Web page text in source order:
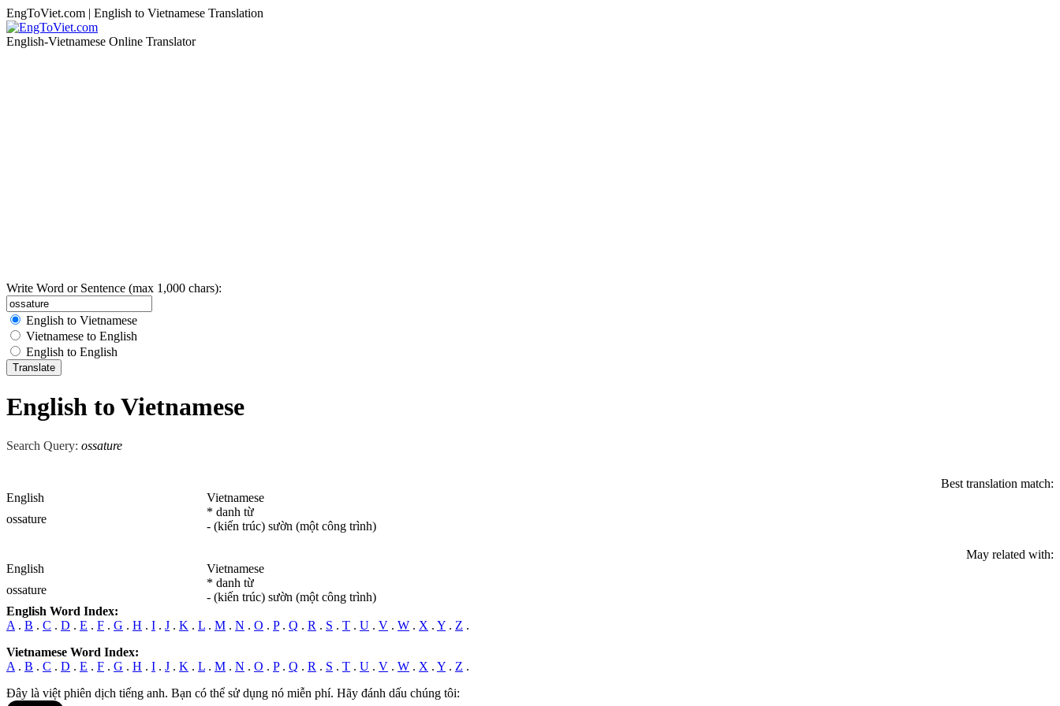
EngToViet.com | English to Vietnamese Translation
English-Vietnamese Online Translator
Write Word or Sentence (max 1,000 chars):
English to Vietnamese
Vietnamese to English
English to English
English to Vietnamese
Search Query: ossature
Best translation match:
English
Vietnamese
ossature
* danh từ
- (kiến trúc) sườn (một công trình)
May related with:
English
Vietnamese
ossature
* danh từ
- (kiến trúc) sườn (một công trình)
English Word Index:
A . B . C . D . E . F . G . H . I . J . K . L . M . N . O . P. Q . R . S . T . U . V . W . X . Y . Z .
Vietnamese Word Index:
A . B . C . D . E . F . G . H . I . J . K . L . M . N . O . P. Q . R . S . T . U . V . W . X . Y . Z .
Đây là việt phiên dịch tiếng anh. Bạn có thể sử dụng nó miễn phí. Hãy đánh dấu chúng tôi: